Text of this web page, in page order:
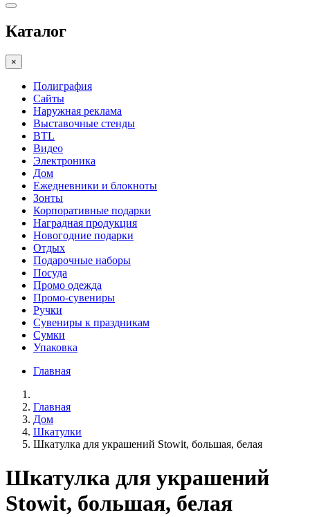
Каталог
×
Полиграфия
Сайты
Наружная реклама
Выставочные стенды
BTL
Видео
Электроника
Дом
Ежедневники и блокноты
Зонты
Корпоративные подарки
Наградная продукция
Новогодние подарки
Отдых
Подарочные наборы
Посуда
Промо одежда
Промо-сувениры
Ручки
Сувениры к праздникам
Сумки
Упаковка
Главная
Главная
Дом
Шкатулки
Шкатулка для украшений Stowit, большая, белая
Шкатулка для украшений
Stowit, большая, белая